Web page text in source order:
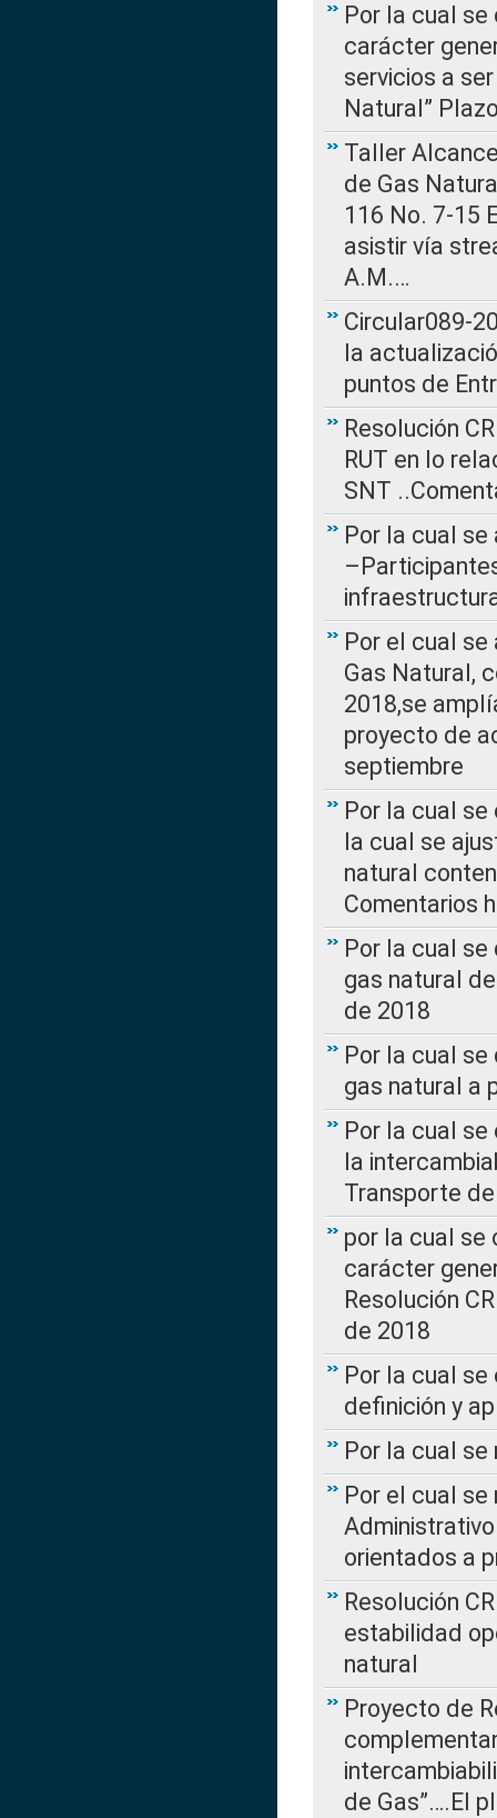
Por la cual
carácter
servicios a
Natural”
Taller
de Gas
116 No. 7-15
asistir vía
A.M.…
Circular089-
la
puntos de
Resolución
RUT en lo
SNT
Por la cual se
Por el cual
Gas Natural,
2018,se
proyecto de
septiembre
Por la cual se
la cual se
natural
Comentarios
Por la cual
gas natural
de 2018
Por la cual
gas natural a
Por la cual
la
Transporte
por la cual se
carácter
Resolución
de 2018
Por la cual
definición y
Por la cual
Por el cual
orientados a
Resolución
estabilidad
natural
Proyecto de
de Gas”….El